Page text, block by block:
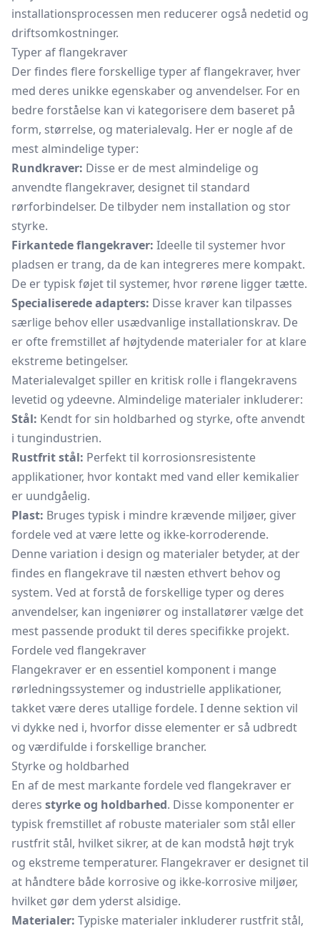
installationsprocessen men reducerer også nedetid og
driftsomkostninger.
Typer af flangekraver
Der findes flere forskellige typer af flangekraver, hver
med deres unikke egenskaber og anvendelser. For en
bedre forståelse kan vi kategorisere dem baseret på
form, størrelse, og materialevalg. Her er nogle af de
mest almindelige typer:
Rundkraver: Disse er de mest almindelige og
anvendte flangekraver, designet til standard
rørforbindelser. De tilbyder nem installation og stor
styrke.
Firkantede flangekraver: Ideelle til systemer hvor
pladsen er trang, da de kan integreres mere kompakt.
De er typisk føjet til systemer, hvor rørene ligger tætte.
Specialiserede adapters: Disse kraver kan tilpasses
særlige behov eller usædvanlige installationskrav. De
er ofte fremstillet af højtydende materialer for at klare
ekstreme betingelser.
Materialevalget spiller en kritisk rolle i flangekravens
levetid og ydeevne. Almindelige materialer inkluderer:
Stål: Kendt for sin holdbarhed og styrke, ofte anvendt
i tungindustrien.
Rustfrit stål: Perfekt til korrosionsresistente
applikationer, hvor kontakt med vand eller kemikalier
er uundgåelig.
Plast: Bruges typisk i mindre krævende miljøer, giver
fordele ved at være lette og ikke-korroderende.
Denne variation i design og materialer betyder, at der
findes en flangekrave til næsten ethvert behov og
system. Ved at forstå de forskellige typer og deres
anvendelser, kan ingeniører og installatører vælge det
mest passende produkt til deres specifikke projekt.
Fordele ved flangekraver
Flangekraver er en essentiel komponent i mange
rørledningssystemer og industrielle applikationer,
takket være deres utallige fordele. I denne sektion vil
vi dykke ned i, hvorfor disse elementer er så udbredt
og værdifulde i forskellige brancher.
Styrke og holdbarhed
En af de mest markante fordele ved flangekraver er
deres styrke og holdbarhed. Disse komponenter er
typisk fremstillet af robuste materialer som stål eller
rustfrit stål, hvilket sikrer, at de kan modstå højt tryk
og ekstreme temperaturer. Flangekraver er designet til
at håndtere både korrosive og ikke-korrosive miljøer,
hvilket gør dem yderst alsidige.
Materialer: Typiske materialer inkluderer rustfrit stål,